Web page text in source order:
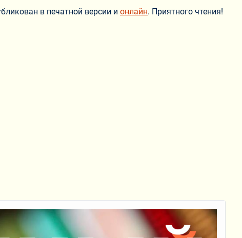
в печатной версии и онлайн. Приятного чтения!